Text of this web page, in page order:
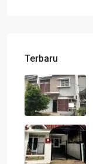
Terbaru